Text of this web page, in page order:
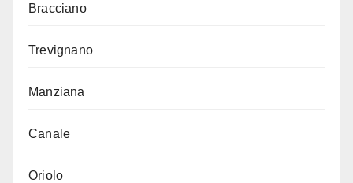
Bracciano
Trevignano
Manziana
Canale
Oriolo